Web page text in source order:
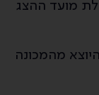
מועד ההצג
מהמכונה